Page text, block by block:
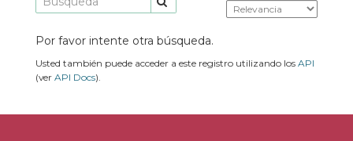
Por favor intente otra búsqueda.
Usted también puede acceder a este registro utilizando los API
(ver API Docs).